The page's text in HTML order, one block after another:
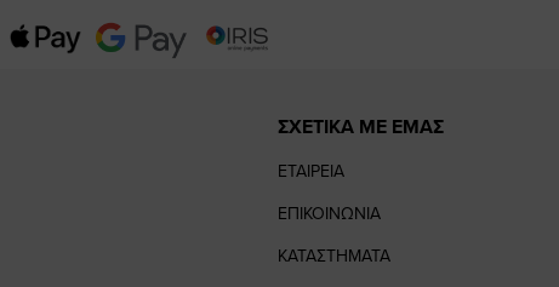
ΣΧΕΤΙΚΑ ΜΕ ΕΜΑΣ
ΕΤΑΙΡΕΙΑ
ΕΠΙΚΟΙΝΩΝΙΑ
ΚΑΤΑΣΤΗΜΑΤΑ